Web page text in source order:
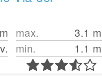
max. 3.1 m
min.
1.1 m